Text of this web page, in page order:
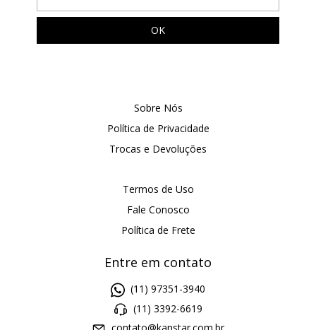
Sobre Nós
Política de Privacidade
Trocas e Devoluções
Termos de Uso
Fale Conosco
Política de Frete
Entre em contato
(11) 97351-3940
(11) 3392-6619